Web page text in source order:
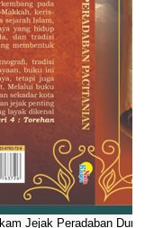
Jejak Peradaban Dunia